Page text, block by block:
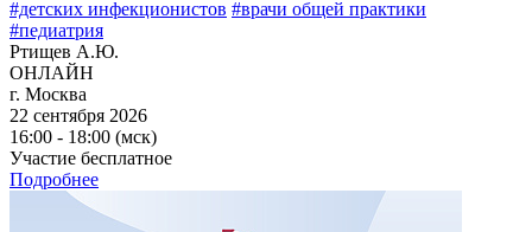
#детских инфекционистов #врачи общей практики
#педиатрия
Ртищев А.Ю.
ОНЛАЙН
г. Москва
22 сентября 2026
16:00 - 18:00 (мск)
Участие бесплатное
Подробнее